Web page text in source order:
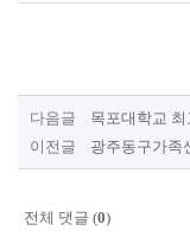
다음글 목포대학교
이전글 광주동구가족
전체 댓글 (0)